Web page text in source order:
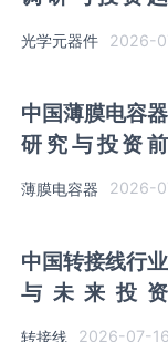
（2026-2033
光学元器件 2026-
中国薄膜电容
研究与投资
（2026-2033
薄膜电容器 2026-
中国转接线行
与未来投
转接线 2026-07-16